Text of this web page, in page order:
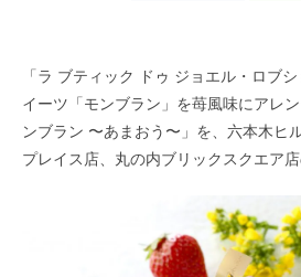
「ラ ブティック ドゥ ジョエル・ロブ
イーツ「モンブラン」を苺風味にアレ
ンブラン 〜あまおう〜」を、六本木ヒ
プレイス店、丸の内ブリックスクエア